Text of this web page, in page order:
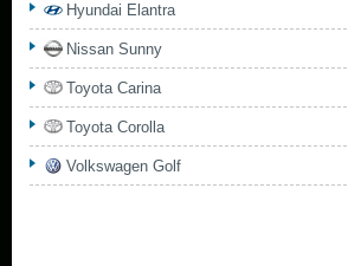
Hyundai Elantra
Nissan Sunny
Toyota Carina
Toyota Corolla
Volkswagen Golf